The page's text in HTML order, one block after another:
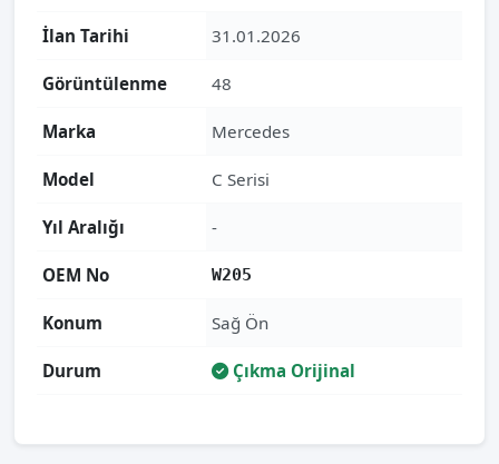
İlan Tarihi 31.01.2026
Görüntülenme 48
Marka Mercedes
Model C Serisi
Yıl Aralığı -
OEM No W205
Konum Sağ Ön
Durum Çıkma Orijinal